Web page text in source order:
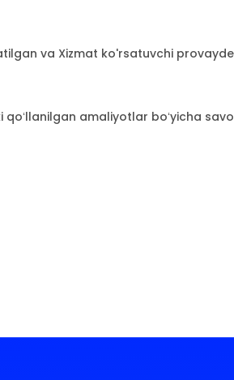
va Xizmat ko'rsatuvchi
amaliyotlar boʻyicha